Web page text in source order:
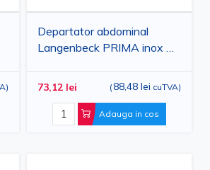
)
Departator abdominal
Langenbeck PRIMA inox 22
73,12 lei (88,48 lei cuTVA)
Adauga in cos